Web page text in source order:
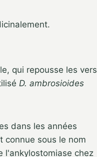
qui repousse les vers
D. ambrosioides
dans les années
connue sous le nom
l'ankylostomiase chez